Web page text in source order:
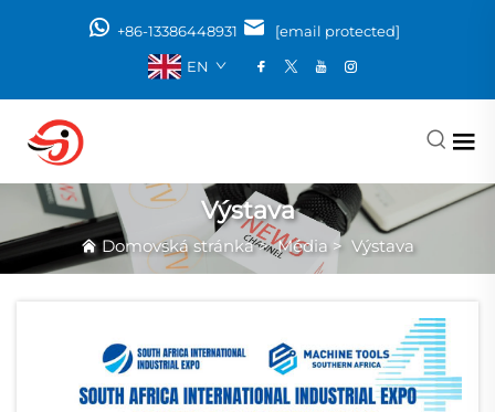
+86-13386448931
[email protected]
EN
Výstava
Domovská stránka>Média > Výstava